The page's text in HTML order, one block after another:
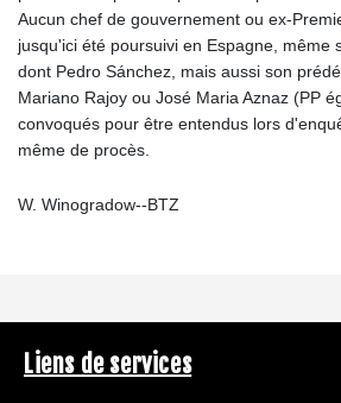
Aucun chef de gouvernement ou ex-
jusqu'ici été poursuivi en Espagne, même
dont Pedro Sánchez, mais aussi son
Mariano Rajoy ou José Maria Aznaz (PP
convoqués pour être entendus lors
même de procès.
W. Winogradow--BTZ
Liens de services